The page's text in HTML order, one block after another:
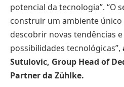
potencial da tecnologia”. “O
construir um ambiente
descobrir novas tendências
possibilidades tecnológicas”,
Sutulovic, Group Head of
Partner da Zühlke.